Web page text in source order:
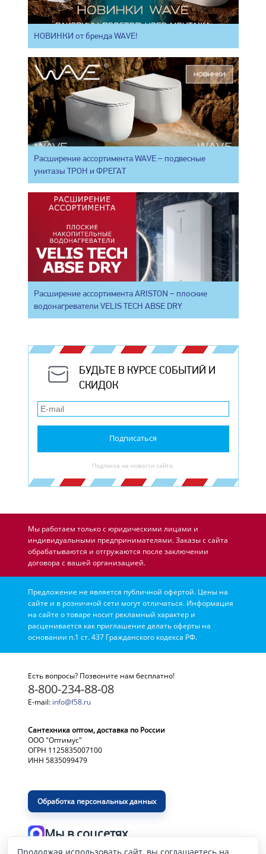
НОВИНКИ от бренда WAVE!
Расширение ассортимента WAVE – подвесные
унитазы ТРОН и ФРЕГАТ
Расширение ассортимента ARISTON – плоские
водонагреватели VELIS TECH ABSE DRY
БУДЬТЕ В КУРСЕ СОБЫТИЙ И
СКИДОК
Подписаться
Подписка на новости сайта.
Мы работаем только с юридическими лицами и
индивидуальными предпринимателями. Заказы с сайта
обрабатываются и отгружаются после заключении
договора с вашей организацией.
Предложение не является публичной офертой. Цены на
сайте и в розничной сети могут отличаться. Информация
на сайте о товаре носит рекламный характер и
расценивается как приглашение делать оферты на
основании п.1 ст. 437 Гражданского кодекса РФ.
Есть вопросы? Позвоните нам бесплатно!
8-800-234-88-08
E-mail: info@f58.ru
Сантехника оптом, доставка по России
ООО "Оптимус"
ОГРН 1125835007100
ИНН 5835099479
Обработка персональных данных
Мы в соцсетях